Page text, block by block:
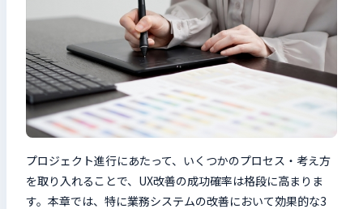
プロジェクト進行にあたって、いくつかのプロセス・考え方
を取り入れることで、UX改善の成功確率は格段に高まりま
す。本章では、特に業務システムの改善において効果的な3